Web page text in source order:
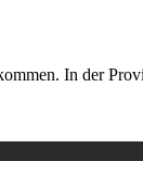
In der